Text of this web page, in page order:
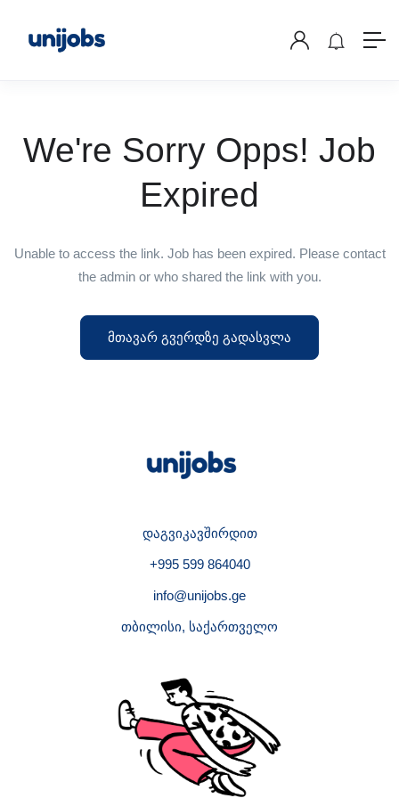
We're Sorry Opps! Job
Expired
Unable to access the link. Job has been expired. Please contact
the admin or who shared the link with you.
მთავარ გვერდზე გადასვლა
დაგვიკავშირდით
+995 599 864040
info@unijobs.ge
თბილისი, საქართველო